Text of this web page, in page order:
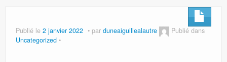
Publié le 2 janvier 2022 par duneaiguillealautre
Publié dans
Uncategorized